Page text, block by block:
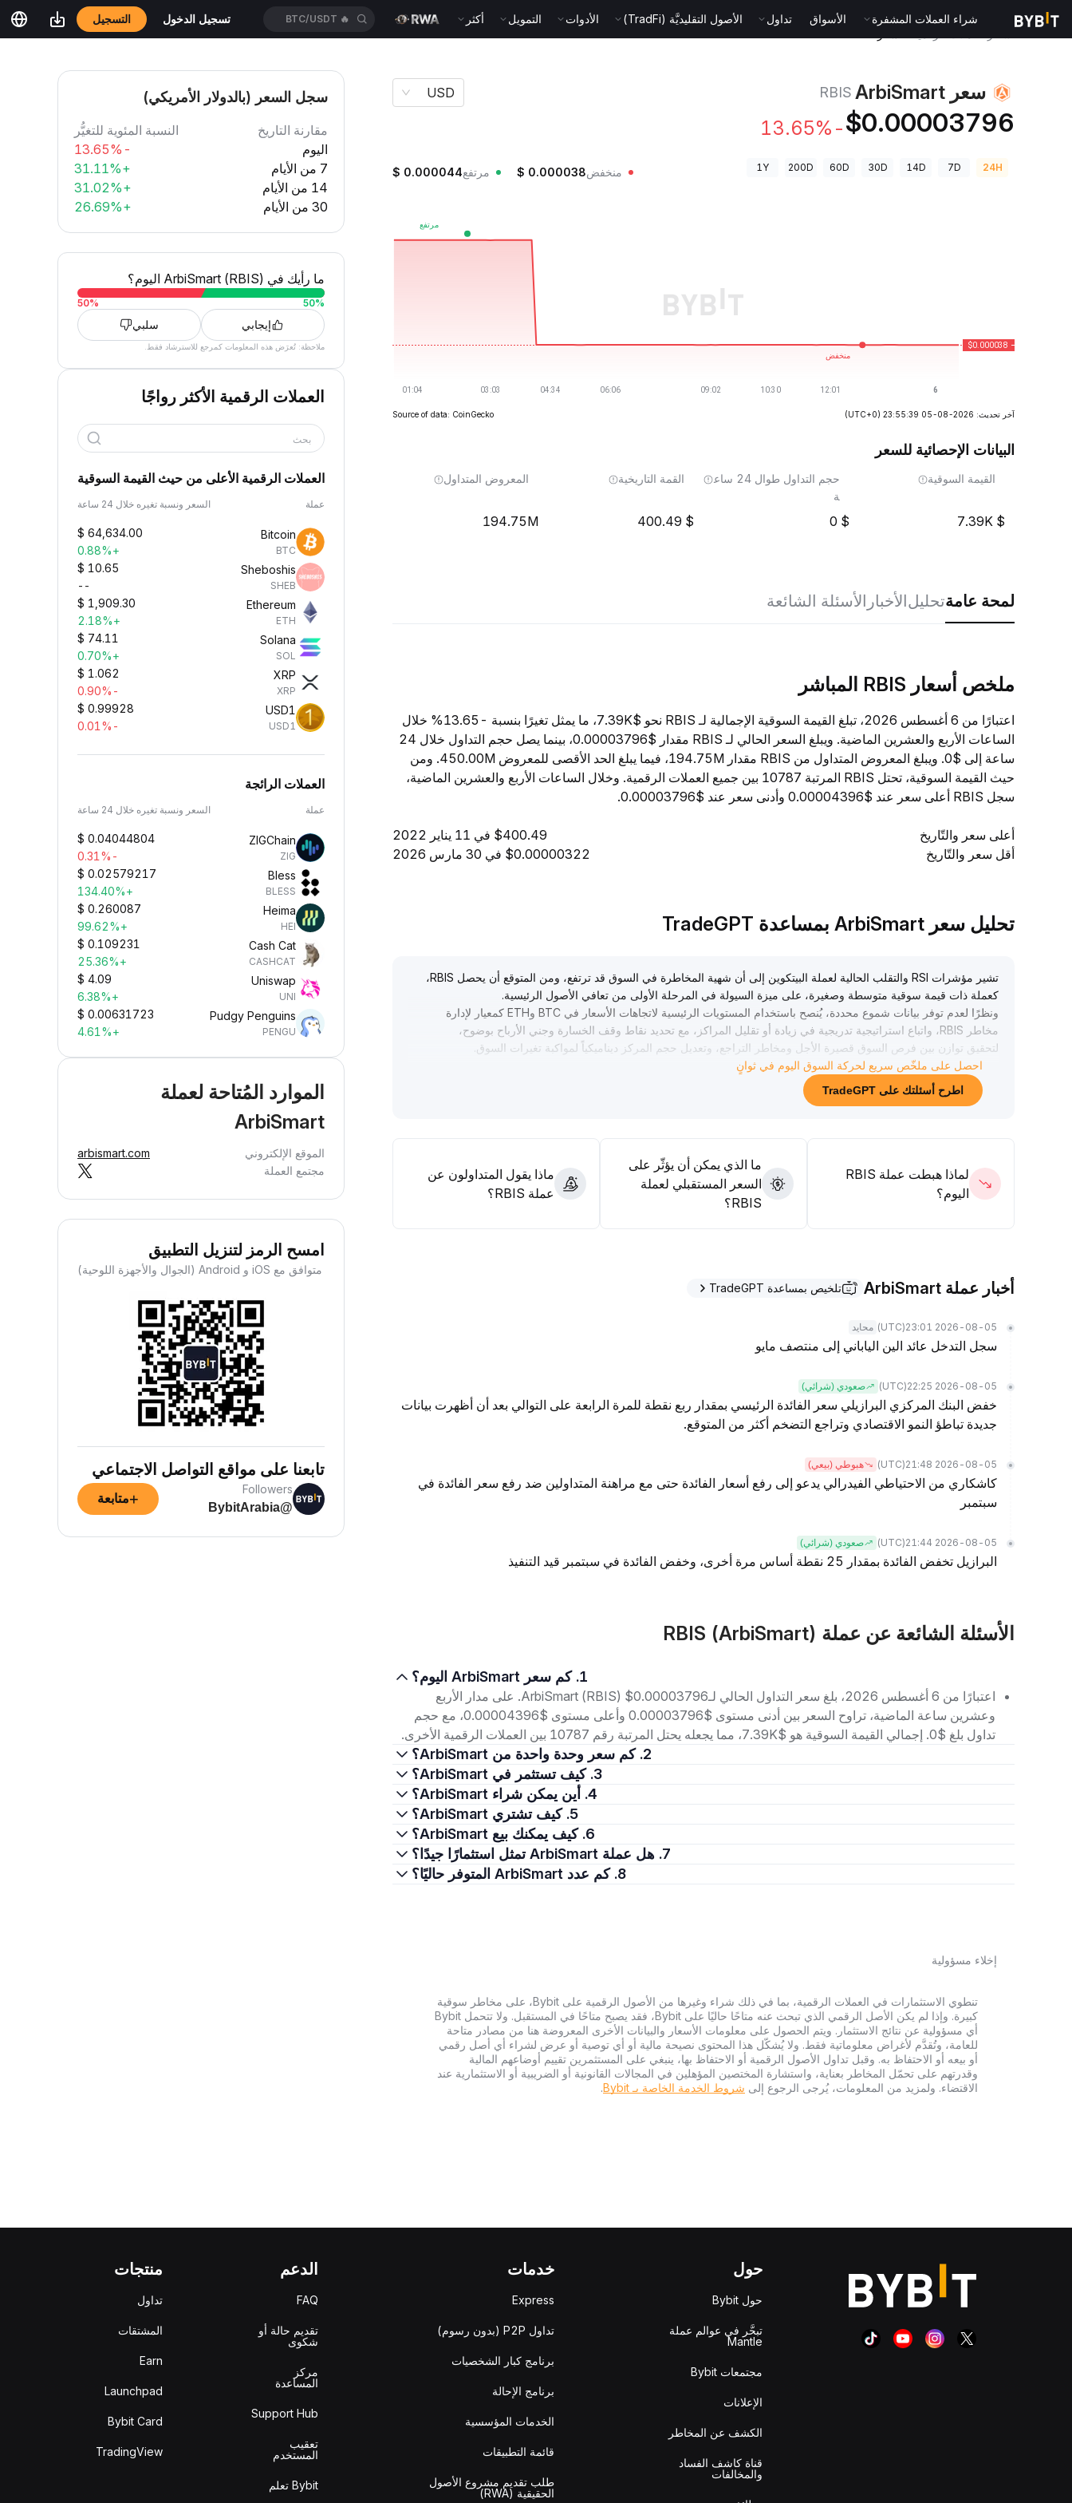
شراء العملات المشفرة الأسواق تداول الأصول التقليديَّة (TradFi) الأدوات التمويل أكثر 🔥
BTC/USDT تسجيل الدخول التسجيل
سعر ArbiSmart RBIS
$0.00003796
-13.65%
USD
24H
7D
14D
30D
60D
200D
1Y منخفض $ 0.000038 مرتفع $ 0.000044
آخر تحديث: 2026-08-05 23:55:39 (UTC+0)
Source of data: CoinGecko
البيانات الإحصائية للسعر
القيمة السوقية
7.39K
حجم التداول طوال 24 ساع
ة
0
القمة التاريخية
400.49
المعروض المتداول
194.75M
لمحة عامةتحليلالأخبار الأسئلة الشائعة
ملخص أسعار RBIS المباشر
اعتبارًا من 6 أغسطس 2026، تبلغ القيمة السوقية الإجمالية لـ RBIS نحو $7.39K، ما يمثل تغيرًا بنسبة -13.65% خلال
الساعات الأربع والعشرين الماضية. ويبلغ السعر الحالي لـ RBIS مقدار $0.00003796، بينما يصل حجم التداول خلال 24
ساعة إلى $0. ويبلغ المعروض المتداول من RBIS مقدار 194.75M، فيما يبلغ الحد الأقصى للمعروض 450.00M. ومن
حيث القيمة السوقية، تحتل RBIS المرتبة 10787 بين جميع العملات الرقمية. وخلال الساعات الأربع والعشرين الماضية،
سجل RBIS أعلى سعر عند $0.00004396 وأدنى سعر عند $0.00003796.
أعلى سعر والتّاريخ
$400.49 في 11 يناير 2022
أقل سعر والتّاريخ
$0.00000322 في 30 مارس 2026
تحليل سعر ArbiSmart بمساعدة TradeGPT
تشير مؤشرات RSI والتقلب الحالية لعملة البيتكوين إلى أن شهية المخاطرة في السوق قد ترتفع، ومن المتوقع أن يحصل RBIS،
كعملة ذات قيمة سوقية متوسطة وصغيرة، على ميزة السيولة في المرحلة الأولى من تعافي الأصول الرئيسية.
ونظرًا لعدم توفر بيانات شموع محددة، يُنصح باستخدام المستويات الرئيسية لاتجاهات الأسعار في BTC وETH كمعيار لإدارة
مخاطر RBIS، واتباع استراتيجية تدريجية في زيادة أو تقليل المراكز، مع تحديد نقاط وقف الخسارة وجني الأرباح بوضوح،
لتحقيق توازن بين فرص السوق قصيرة الأجل ومخاطر التراجع، وتعديل حجم المركز ديناميكياً لمواكبة تغيرات السوق
احصل على ملخّص سريع لحركة السوق اليوم في ثوانٍ
اطرح أسئلتك على TradeGPT
لماذا هبطت عملة RBIS
اليوم؟
ما الذي يمكن أن يؤثّر على
السعر المستقبلي لعملة
RBIS؟
ماذا يقول المتداولون عن
عملة RBIS؟
أخبار عملة ArbiSmart تلخيص بمساعدة TradeGPT
2026-08-05 23:01
(UTC) محايد
سجل التدخل عائد الين الياباني إلى منتصف مايو
2026-08-05 22:25
(UTC) صعودي (شرائي)
خفض البنك المركزي البرازيلي سعر الفائدة الرئيسي بمقدار ربع نقطة للمرة الرابعة على التوالي بعد أن أظهرت بيانات
جديدة تباطؤ النمو الاقتصادي وتراجع التضخم أكثر من المتوقع.
2026-08-05 21:48
(UTC) هبوطي (بيعي)
كاشكاري من الاحتياطي الفيدرالي يدعو إلى رفع أسعار الفائدة حتى مع مراهنة المتداولين ضد رفع سعر الفائدة في
سبتمبر
2026-08-05 21:44
(UTC) صعودي (شرائي)
البرازيل تخفض الفائدة بمقدار 25 نقطة أساس مرة أخرى، وخفض الفائدة في سبتمبر قيد التنفيذ
الأسئلة الشائعة عن عملة RBIS (ArbiSmart)
1. كم سعر ArbiSmart اليوم؟
اعتبارًا من 6 أغسطس 2026، بلغ سعر التداول الحالي لـArbiSmart (RBIS) $0.00003796. على مدار الأربع
وعشرين ساعة الماضية، تراوح السعر بين أدنى مستوى $0.00003796 وأعلى مستوى $0.00004396، مع حجم
تداول بلغ $0. إجمالي القيمة السوقية هو $7.39K، مما يجعله يحتل المرتبة رقم 10787 بين العملات الرقمية الأخرى.
2. كم سعر وحدة واحدة من ArbiSmart؟
3. كيف تستثمر في ArbiSmart؟
4. أين يمكن شراء ArbiSmart؟
5. كيف تشتري ArbiSmart؟
6. كيف يمكنك بيع ArbiSmart؟
7. هل عملة ArbiSmart تمثل استثمارًا جيدًا؟
8. كم عدد ArbiSmart المتوفر حاليًا؟
إخلاء مسؤولية
تنطوي الاستثمارات في العملات الرقمية، بما في ذلك شراء وغيرها من الأصول الرقمية على Bybit، على مخاطر سوقية
كبيرة. وإذا لم يكن الأصل الرقمي الذي تبحث عنه متاحًا حاليًا على Bybit، فقد يصبح متاحًا في المستقبل. ولا تتحمل Bybit
أي مسؤولية عن نتائج الاستثمار. ويتم الحصول على معلومات الأسعار والبيانات الأخرى المعروضة هنا من مصادر متاحة
للعامة، وتُقدَّم لأغراض معلوماتية فقط. ولا يُشكّل هذا المحتوى نصيحة مالية أو أي توصية أو عرض لشراء أي أصل رقمي
أو بيعه أو الاحتفاظ به. وقبل تداول الأصول الرقمية أو الاحتفاظ بها، ينبغي على المستثمرين تقييم أوضاعهم المالية
وقدرتهم على تحمّل المخاطر بعناية، واستشارة المختصين المؤهلين في المجالات القانونية أو الضريبية أو الاستثمارية عند
الاقتضاء. ولمزيد من المعلومات، يُرجى الرجوع إلى شروط الخدمة الخاصة بـ Bybit .
سجل السعر (بالدولار الأمريكي)
مقارنة التاريخ
النسبة المئوية للتغيُّر
اليوم
-13.65%
7 من الأيام
+31.11%
14 من الأيام
+31.02%
30 من الأيام
+26.69%
ما رأيك في ArbiSmart (RBIS) اليوم؟
50%
50%
إيجابي سلبي
ملاحظة: تُعرَض هذه المعلومات كمرجع للاسترشاد فقط.
العملات الرقمية الأكثر رواجًا
بحث
العملات الرقمية الأعلى من حيث القيمة السوقية
عملة السعر ونسبة تغيره خلال 24 ساعة
Bitcoin
BTC
$ 64,634.00
+0.88%
Sheboshis
SHEB
$ 10.65
--
Ethereum
ETH
$ 1,909.30
+2.18%
Solana
SOL
$ 74.11
+0.70%
XRP
XRP
$ 1.062
-0.90%
USD1
USD1
$ 0.99928
-0.01%
العملات الرائجة
عملة السعر ونسبة تغيره خلال 24 ساعة
ZIGChain
ZIG
$ 0.04044804
-0.31%
Bless
BLESS
$ 0.02579217
+134.40%
Heima
HEI
$ 0.260087
+99.62%
Cash Cat
CASHCAT
$ 0.109231
+25.36%
Uniswap
UNI
$ 4.09
+6.38%
Pudgy Penguins
PENGU
$ 0.00631723
+4.61%
الموارد المُتاحة لعملة
ArbiSmart
الموقع الإلكتروني
arbismart.com
مجتمع العملة
امسح الرمز لتنزيل التطبيق
متوافق مع iOS و Android (الجوال والأجهزة اللوحية)
تابعنا على مواقع التواصل الاجتماعي
Followers
@BybitArabia
+متابعة
حول
حول Bybit
تبحَّر في عوالم عملة
Mantle
مجتمعات Bybit
الإعلانات
الكشف عن المخاطر
قناة كاشف الفساد
والمخالفات
خدمات
Express
تداول P2P (بدون رسوم)
برنامج كبار الشخصيات
برنامج الإحالة
الخدمات المؤسسية
قائمة التطبيقات
طلب تقديم مشروع الأصول
الحقيقية (RWA)
الدعم
FAQ
تقديم حالة أو
شكوى
مركز
المساعدة
Support Hub
تعقيب
المستخدم
Bybit تعلم
منتجات
تداول
المشتقات
Earn
Launchpad
Bybit Card
TradingView